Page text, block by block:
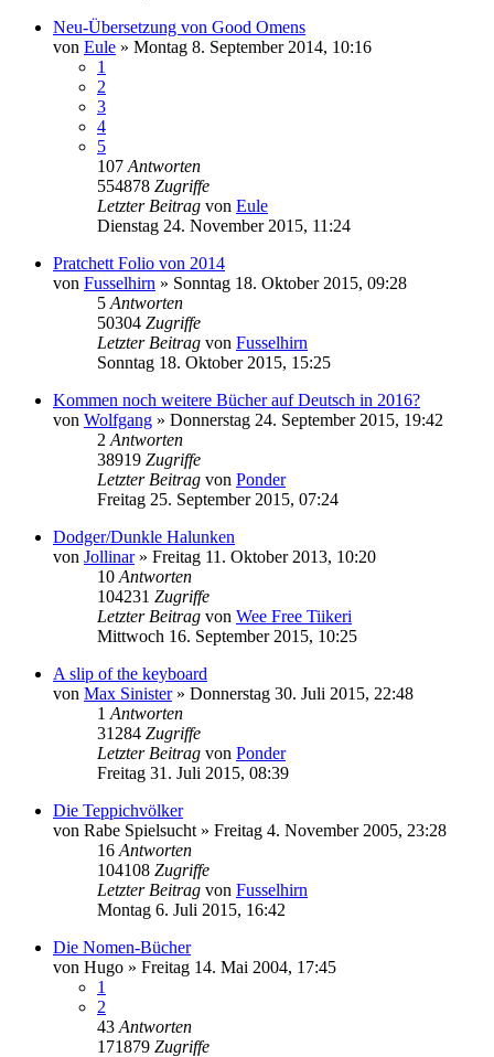
Neu-Übersetzung von Good Omens
von Eule » Montag 8. September 2014, 10:16
1
2
3
4
5
107 Antworten
554878 Zugriffe
Letzter Beitrag von Eule
Dienstag 24. November 2015, 11:24
Pratchett Folio von 2014
von Fusselhirn » Sonntag 18. Oktober 2015, 09:28
5 Antworten
50304 Zugriffe
Letzter Beitrag von Fusselhirn
Sonntag 18. Oktober 2015, 15:25
Kommen noch weitere Bücher auf Deutsch in 2016?
von Wolfgang » Donnerstag 24. September 2015, 19:42
2 Antworten
38919 Zugriffe
Letzter Beitrag von Ponder
Freitag 25. September 2015, 07:24
Dodger/Dunkle Halunken
von Jollinar» Freitag 11. Oktober 2013, 10:20
10 Antworten
104231 Zugriffe
Letzter Beitrag von Wee Free Tiikeri
Mittwoch 16. September 2015, 10:25
A slip of the keyboard
von Max Sinister» Donnerstag 30. Juli 2015, 22:48
1 Antworten
31284 Zugriffe
Letzter Beitrag von Ponder
Freitag 31. Juli 2015, 08:39
Die Teppichvölker
von Rabe Spielsucht » Freitag 4. November 2005, 23:28
16 Antworten
104108 Zugriffe
Letzter Beitrag von Fusselhirn
Montag 6. Juli 2015, 16:42
Die Nomen-Bücher
von Hugo » Freitag 14. Mai 2004, 17:45
1
2
43 Antworten
171879 Zugriffe